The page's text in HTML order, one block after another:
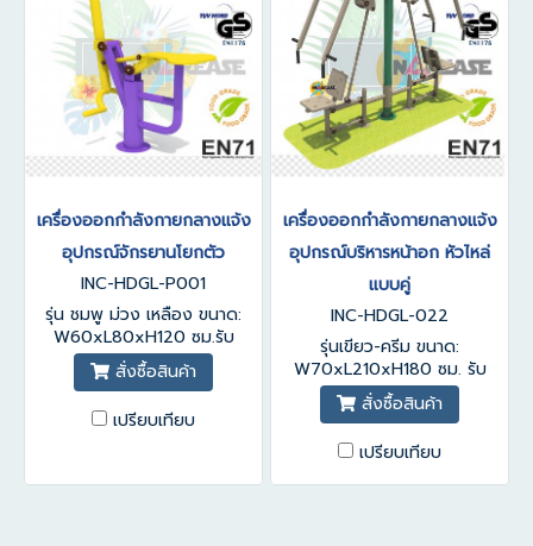
เครื่องออกกำลังกายกลางแจ้ง
อุปกรณ์จักรยานโยกตัว
INC-HDGL-P001
รุ่น ชมพู ม่วง เหลือง ขนาด:
W60xL80xH120 ซม.รับ
ประกันสินค้า 1-3 ปี
สั่งซื้อสินค้า
เปรียบเทียบ
เครื่องออกกำลังกายกลางแจ้ง
อุปกรณ์บริหารหน้าอก หัวไหล่
แบบคู่
INC-HDGL-022
รุ่นเขียว-ครีม ขนาด:
W70xL210xH180 ซม. รับ
ประกันสินค้า 1-3 ปี
สั่งซื้อสินค้า
เปรียบเทียบ